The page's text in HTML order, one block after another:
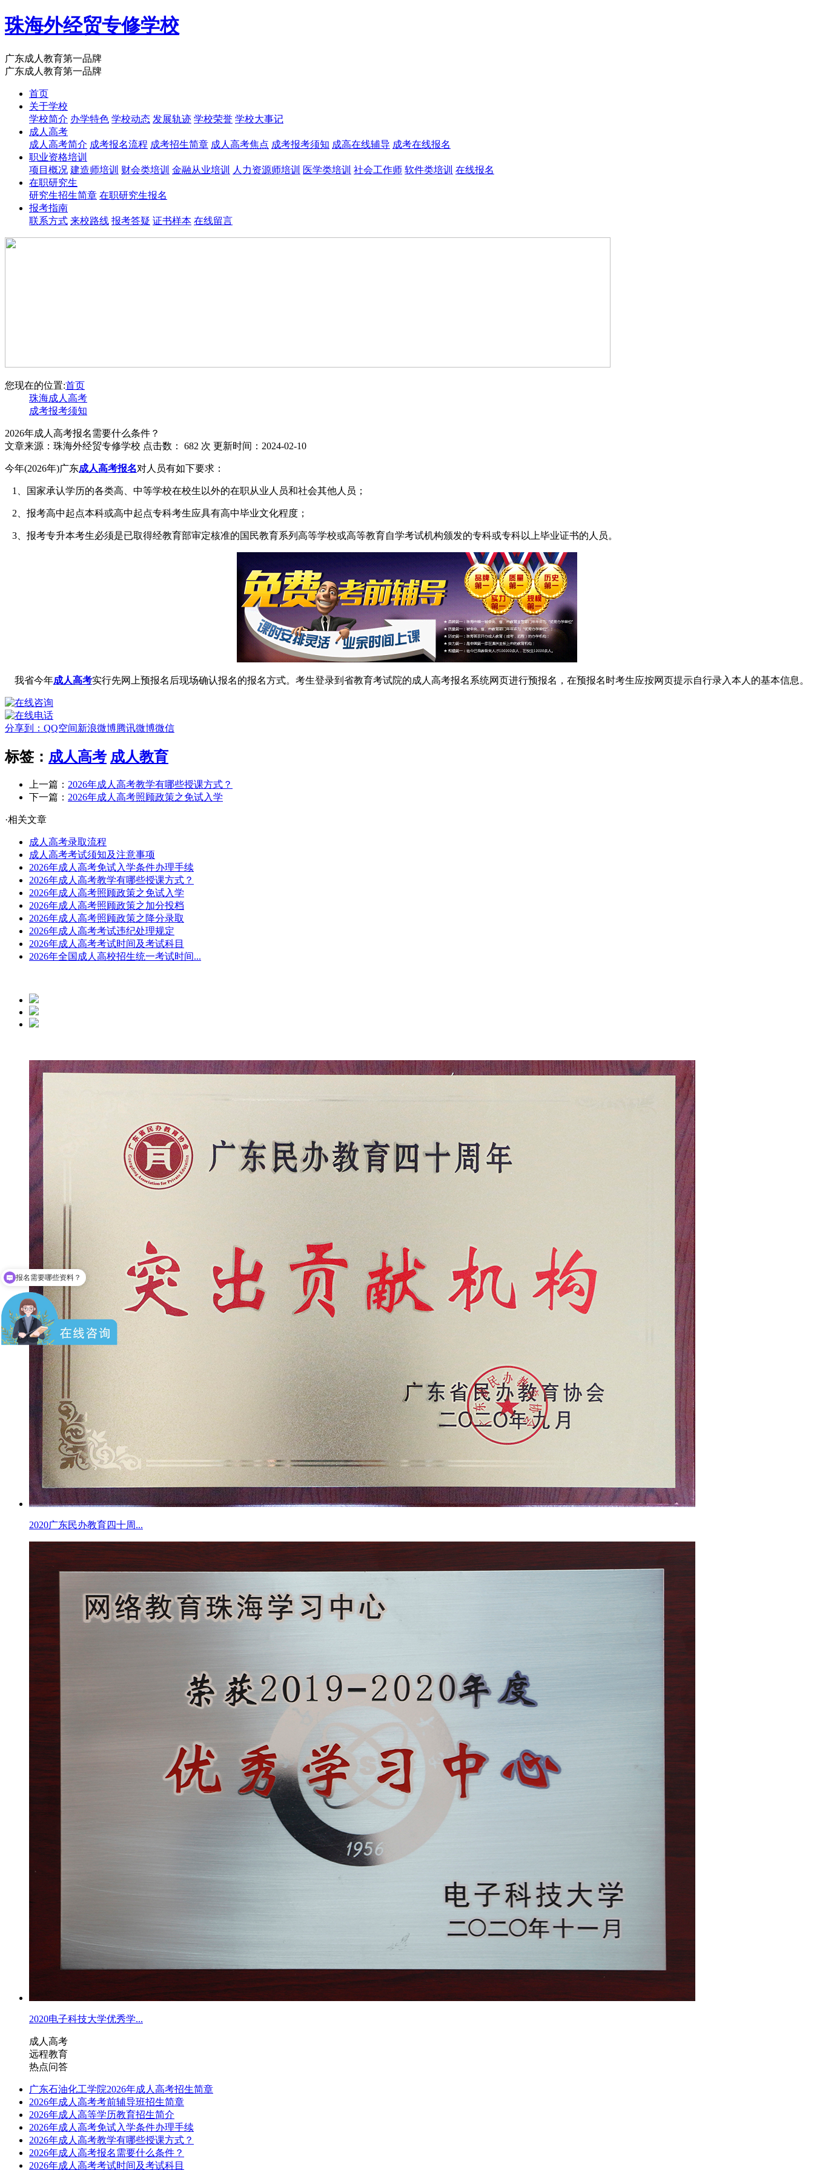
珠海外经贸专修学校
广东成人教育第一品牌
广东成人教育第一品牌
首页
关于学校
学校简介 办学特色 学校动态 发展轨迹 学校荣誉 学校大事记
成人高考
成人高考简介 成考报名流程 成考招生简章 成人高考焦点 成考报考须知 成高在线辅导 成考在线报名
职业资格培训
项目概况 建造师培训 财会类培训 金融从业培训 人力资源师培训 医学类培训 社会工作师 软件类培训 在线报名
在职研究生
研究生招生简章 在职研究生报名
报考指南
联系方式 来校路线 报考答疑 证书样本 在线留言
您现在的位置:首页
珠海成人高考
成考报考须知
2026年成人高考报名需要什么条件？
文章来源：珠海外经贸专修学校 点击数： 682 次 更新时间：2024-02-10
今年(2026年)广东成人高考报名对人员有如下要求：
1、国家承认学历的各类高、中等学校在校生以外的在职从业人员和社会其他人员；
2、报考高中起点本科或高中起点专科考生应具有高中毕业文化程度；
3、报考专升本考生必须是已取得经教育部审定核准的国民教育系列高等学校或高等教育自学考试机构颁发的专科或专科以上毕业证书的人员。
我省今年成人高考实行先网上预报名后现场确认报名的报名方式。考生登录到省教育考试院的成人高考报名系统网页进行预报名，在预报名时考生应按网页提示自行录入本人的基本信息。
分享到： QQ空间新浪微博腾讯微博微信
标签： 成人高考 成人教育
上一篇： 2026年成人高考教学有哪些授课方式？
下一篇： 2026年成人高考照顾政策之免试入学
·相关文章
成人高考录取流程
成人高考考试须知及注意事项
2026年成人高考免试入学条件办理手续
2026年成人高考教学有哪些授课方式？
2026年成人高考照顾政策之免试入学
2026年成人高考照顾政策之加分投档
2026年成人高考照顾政策之降分录取
2026年成人高考考试违纪处理规定
2026年成人高考考试时间及考试科目
2026年全国成人高校招生统一考试时间...
2020广东民办教育四十周...
2020电子科技大学优秀学...
成人高考
远程教育
热点问答
广东石油化工学院2026年成人高考招生简章
2026年成人高考考前辅导班招生简章
2026年成人高等学历教育招生简介
2026年成人高考免试入学条件办理手续
2026年成人高考教学有哪些授课方式？
2026年成人高考报名需要什么条件？
2026年成人高考考试时间及考试科目
成人高考难不？